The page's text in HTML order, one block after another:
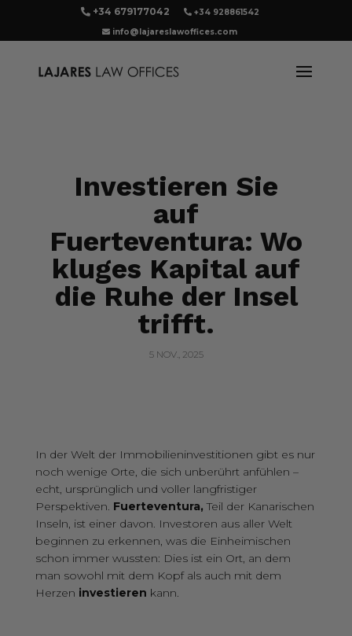
+34 679177042
+34 928861542
info@lajareslawoffices.com
Investieren Sie
auf
Fuerteventura: Wo
kluges Kapital auf
die Ruhe der Insel
trifft.
5 NOV., 2025
In der Welt der Immobilieninvestitionen gibt es nur
noch wenige Orte, die sich unberührt anfühlen –
echt, ursprünglich und voller langfristiger
Perspektiven. Fuerteventura, Teil der Kanarischen
Inseln, ist einer davon. Investoren aus aller Welt
beginnen zu erkennen, was die Einheimischen
schon immer wussten: Dies ist ein Ort, an dem
man sowohl mit dem Kopf als auch mit dem
Herzen investieren kann.